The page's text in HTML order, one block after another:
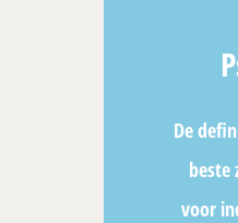
De
beste
voor